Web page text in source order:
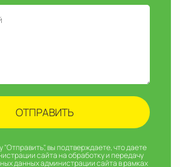
вы подтверждаете, что даете
сайта на обработку и передачу
данных администрации сайта в рамках